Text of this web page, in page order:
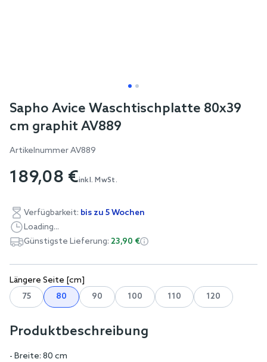
Skip
beginning
the
gallery
Sapho Avice Waschtischplatte 80x39
cm graphit AV889
ArtikelnummerAV889
189,08 €inkl. MwSt.
Längere Seite [cm]
75
80 90 100 110 120
Verfügbarkeit: bis zu 5 Wochen
Loading...
Günstigste Lieferung: 23,90 €
Produktbeschreibung
- Breite: 80 cm